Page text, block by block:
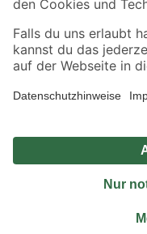
Alle Preisangaben in EUR inkl.
Umständen nicht in allen Märkten
Produkte nur solange der Vorrat
*Paketversand ab 59 €
Privatsphäre
Nutzungsbedingungen
© 2026 toom Baumarkt